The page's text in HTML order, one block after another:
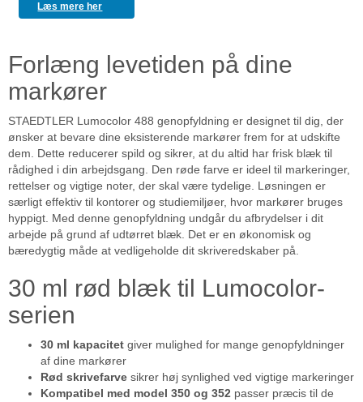
Læs mere her
Forlæng levetiden på dine
markører
STAEDTLER Lumocolor 488 genopfyldning er designet til dig, der
ønsker at bevare dine eksisterende markører frem for at udskifte
dem. Dette reducerer spild og sikrer, at du altid har frisk blæk til
rådighed i din arbejdsgang. Den røde farve er ideel til markeringer,
rettelser og vigtige noter, der skal være tydelige. Løsningen er
særligt effektiv til kontorer og studiemiljøer, hvor markører bruges
hyppigt. Med denne genopfyldning undgår du afbrydelser i dit
arbejde på grund af udtørret blæk. Det er en økonomisk og
bæredygtig måde at vedligeholde dit skriveredskaber på.
30 ml rød blæk til Lumocolor-
serien
30 ml kapacitet giver mulighed for mange genopfyldninger
af dine markører
Rød skrivefarve sikrer høj synlighed ved vigtige markeringer
Kompatibel med model 350 og 352 passer præcis til de